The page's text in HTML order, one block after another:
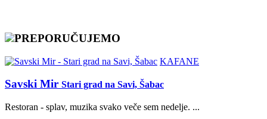
PREPORUČUJEMO
KAFANE
Savski Mir Stari grad na Savi, Šabac
Restoran - splav, muzika svako veče sem nedelje. ...